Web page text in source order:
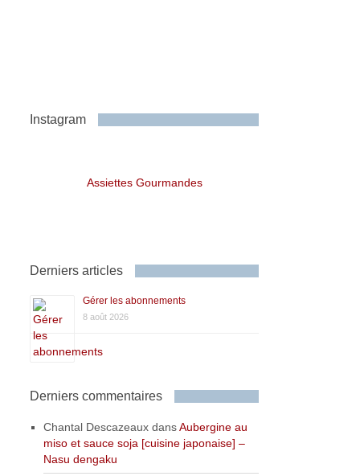
Instagram
Assiettes Gourmandes
Derniers articles
Gérer les abonnements
8 août 2026
Derniers commentaires
Chantal Descazeaux dansAubergine au
miso et sauce soja [cuisine japonaise] –
Nasu dengaku